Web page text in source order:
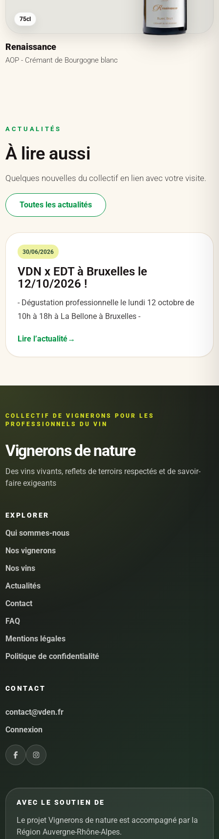
75cl
Renaissance
AOP - Crémant de Bourgogne blanc
ACTUALITÉS
À lire aussi
Quelques nouvelles du collectif en lien avec votre visite.
Toutes les actualités
30/06/2026
VDN x EDT à Bruxelles le
12/10/2026 !
- Dégustation professionnelle le lundi 12 octobre de
10h à 18h à La Bellone à Bruxelles -
Lire l’actualité
COLLECTIF DE VIGNERONS POUR LES
PROFESSIONNELS DU VIN
Vignerons de nature
Des vins vivants, reflets de terroirs respectés et de savoir-
faire exigeants
EXPLORER
Qui sommes-nous
Nos vignerons
Nos vins
Actualités
Contact
FAQ
Mentions légales
Politique de confidentialité
CONTACT
contact@vden.fr
Connexion
AVEC LE SOUTIEN DE
Le projet Vignerons de nature est accompagné par la
Région Auvergne-Rhône-Alpes.